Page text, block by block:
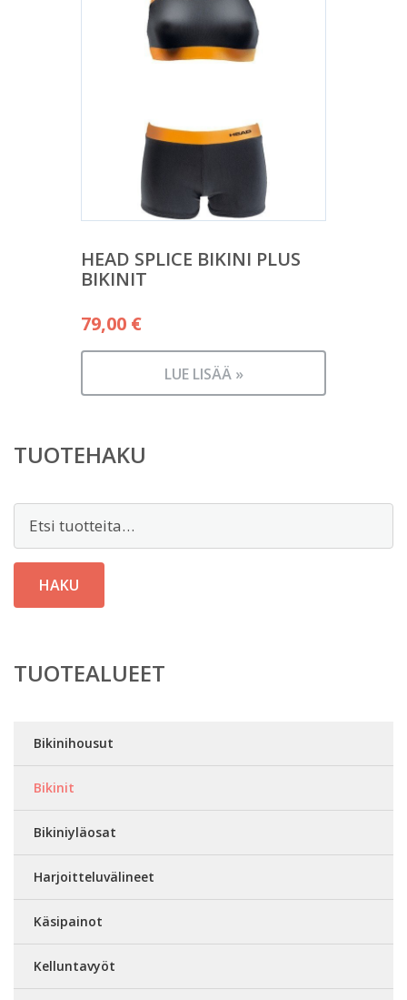
HEAD SPLICE BIKINI PLUS
BIKINIT
79,00 €
LUE LISÄÄ »
TUOTEHAKU
Etsi:
HAKU
TUOTEALUEET
Bikinihousut
Bikinit
Bikiniyläosat
Harjoitteluvälineet
Käsipainot
Kelluntavyöt